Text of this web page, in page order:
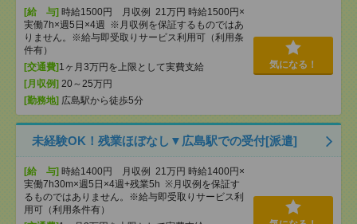
[給 与] 時給1500円 月収例 21万円 時給1500円×
実働7h×週5日×4週 ※月収例を保証するものではあ
りません。※給与即受取りサービス利用可（利用条
件有）
[交通費] 1ヶ月3万円を上限として実費支給
[月収例] 20～25万円
[勤務地] 広島駅から徒歩5分
気になる！
未経験OK！残業ほぼなし▼広島駅での受付[派遣]
[給 与] 時給1400円 月収例 21万円 時給1400円×
実働7h30m×週5日×4週+残業5h ※月収例を保証す
るものではありません。※給与即受取りサービス利
用可（利用条件有）